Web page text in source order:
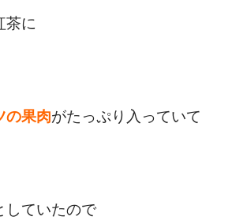
茶に
の果肉がたっぷり入っていて
していたので